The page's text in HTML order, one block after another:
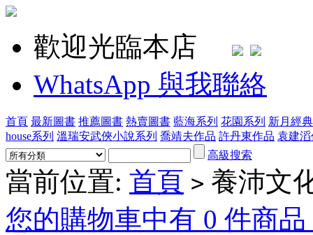
歡迎光臨本店
WhatsApp 與我聯絡
首頁 最新圖書 推薦圖書 熱賣圖書 藍海系列 花園系列 新月經
house系列 溫瑞安武俠小說系列 喬靖夫作品 許丹東作品 袁建
高級搜索
當前位置: 首頁 > 養沛文
您的購物車中有 0 件商